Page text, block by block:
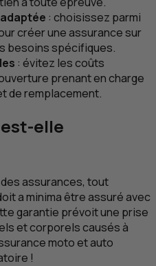
: choisissez parmi
créer une assurance sur
besoins spécifiques.
: évitez les coûts
prenant en charge
de remplacement.
est-elle
des assurances, tout
a minima être assuré avec
garantie prévoit une prise
et corporels causés à
moto et auto
!